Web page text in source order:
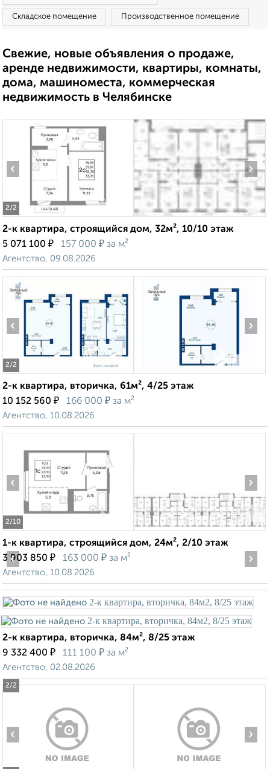
Складское помещение Производственное помещение
Свежие, новые объявления о продаже,
аренде недвижимости, квартиры, комнаты,
дома, машиноместа, коммерческая
недвижимость в Челябинске
2/2
‹ ›
2-к квартира, строящийся дом, 32м², 10/10 этаж
5 071 100 ₽ 157 000 ₽ за м²
Агентство, 09.08.2026
2/2
‹ ›
2-к квартира, вторичка, 61м², 4/25 этаж
10 152 560 ₽ 166 000 ₽ за м²
Агентство, 10.08.2026
2/10
‹ ›
1-к квартира, строящийся дом, 24м², 2/10 этаж
3 903 850 ₽ 163 000 ₽ за м²
Агентство, 10.08.2026
2/2
‹ ›
2-к квартира, вторичка, 84м², 8/25 этаж
9 332 400 ₽ 111 100 ₽ за м²
Агентство, 02.08.2026
‹ ›